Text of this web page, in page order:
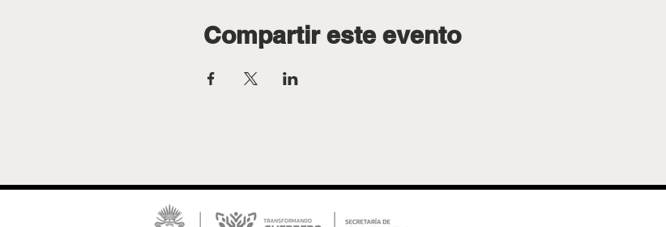
Compartir este evento